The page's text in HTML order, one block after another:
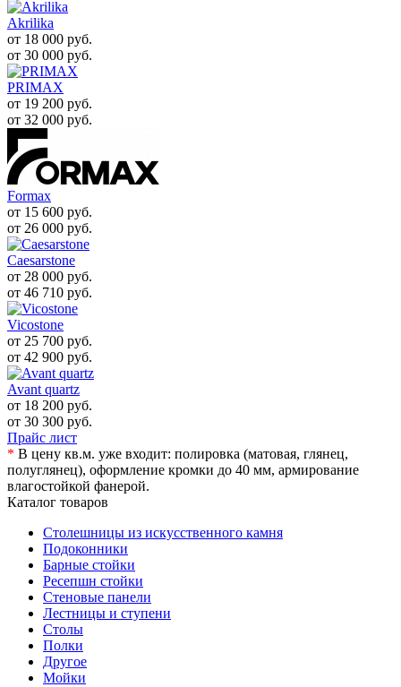
Akrilika
от 18 000 руб.
от 30 000 руб.
PRIMAX
от 19 200 руб.
от 32 000 руб.
Formax
от 15 600 руб.
от 26 000 руб.
Caesarstone
от 28 000 руб.
от 46 710 руб.
Vicostone
от 25 700 руб.
от 42 900 руб.
Avant quartz
от 18 200 руб.
от 30 300 руб.
Прайс лист
* В цену кв.м. уже входит: полировка (матовая, глянец,
полуглянец), оформление кромки до 40 мм, армирование
влагостойкой фанерой.
Каталог товаров
Столешницы из искусственного камня
Подоконники
Барные стойки
Ресепшн стойки
Стеновые панели
Лестницы и ступени
Столы
Полки
Другое
Мойки